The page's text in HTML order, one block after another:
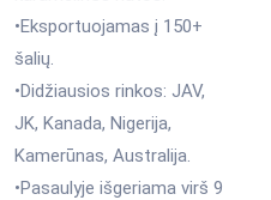
•Eksportuojamas į 150+
šalių.
•Didžiausios rinkos: JAV,
JK, Kanada, Nigerija,
Kamerūnas, Australija.
•Pasaulyje išgeriama virš 9